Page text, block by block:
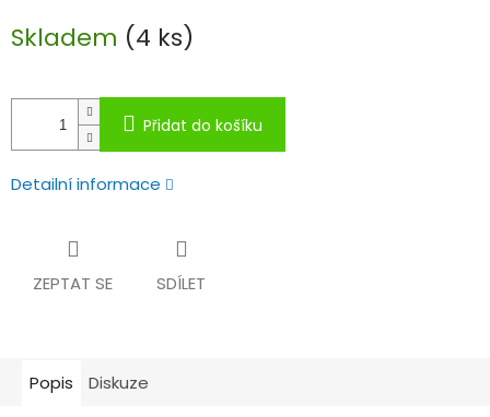
cena:
Skladem (4 ks)
Přidat do košíku
Detailní informace
ZEPTAT SE SDÍLET
Popis Diskuze